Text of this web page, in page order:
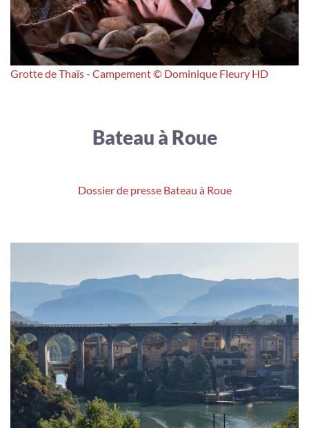
Grotte de Thaïs - Campement © Dominique Fleury HD
Bateau à Roue
Dossier de presse Bateau à Roue